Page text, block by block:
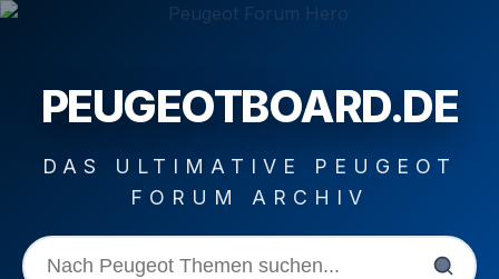
PEUGEOTBOARD.DE
DAS ULTIMATIVE PEUGEOT
FORUM ARCHIV